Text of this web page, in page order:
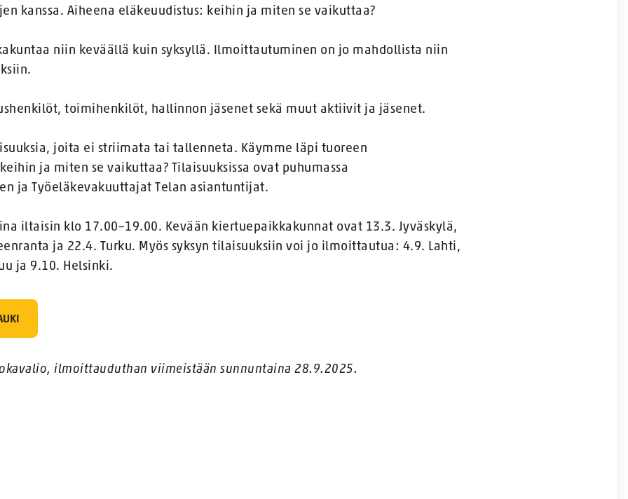
kanssa. Aiheena eläkeuudistus: keihin ja miten se vaikuttaa?
niin keväällä kuin syksyllä. Ilmoittautuminen on jo mahdollista niin
toimihenkilöt, hallinnon jäsenet sekä muut aktiivit ja jäsenet.
joita ei striimata tai tallenneta. Käymme läpi tuoreen
ja miten se vaikuttaa? Tilaisuuksissa ovat puhumassa
ja Työeläkevakuuttajat Telan asiantuntijat.
iltaisin klo 17.00–19.00. Kevään kiertuepaikkakunnat ovat 13.3. Jyväskylä,
ja 22.4. Turku. Myös syksyn tilaisuuksiin voi jo ilmoittautua: 4.9. Lahti,
ja 9.10. Helsinki.
ilmoittauduthan viimeistään sunnuntaina 28.9.2025.